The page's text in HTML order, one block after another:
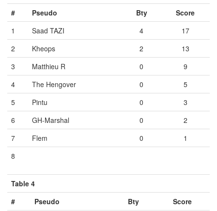
#
Pseudo Bty
Score
1
Saad TAZI 4
17
2
Kheops 2
13
3
Matthieu R 0
9
4
The Hengover 0
5
5
Pintu 0
3
6
GH-Marshal 0
2
7
Flem 0
1
8
Table 4
#
Pseudo Bty
Score